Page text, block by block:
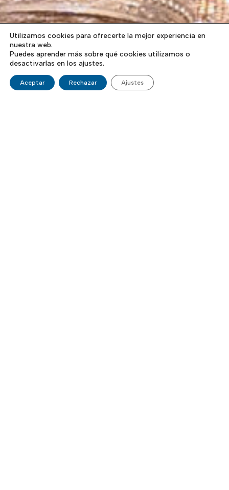
Utilizamos cookies para ofrecerte la mejor experiencia en
nuestra web.
Puedes aprender más sobre qué cookies utilizamos o
desactivarlas en los ajustes.
Aceptar Rechazar Ajustes